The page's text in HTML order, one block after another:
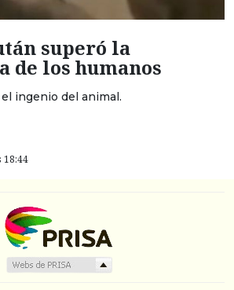
superó la
de los humanos
ingenio del animal.
18:44